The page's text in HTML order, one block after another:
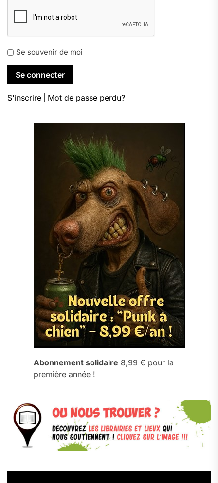
Se souvenir de moi
S'inscrire Mot de passe perdu?
Abonnement solidaire 8,99 € pour la
première année !